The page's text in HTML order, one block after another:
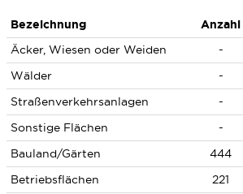
Bezeichnung Anzahl
Äcker, Wiesen oder Weiden
-
Wälder
-
Straßenverkehrsanlagen
-
Sonstige Flächen
-
Bauland/Gärten
444
Betriebsflächen
221